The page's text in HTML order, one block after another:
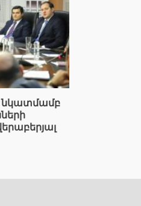
նկատմամբ